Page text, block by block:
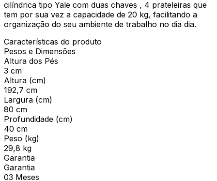
cilíndrica tipo Yale com duas chaves , 4 prateleiras que
tem por sua vez a capacidade de 20 kg, facilitando a
organização do seu ambiente de trabalho no dia dia.
Características do produto
Pesos e Dimensões
Altura dos Pés
3 cm
Altura (cm)
192,7 cm
Largura (cm)
80 cm
Profundidade (cm)
40 cm
Peso (kg)
29,8 kg
Garantia
Garantia
03 Meses